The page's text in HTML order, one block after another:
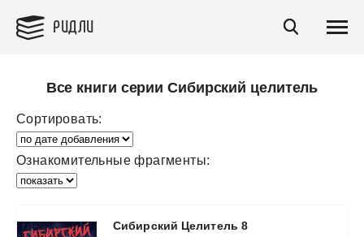
РИДЛИ
Все книги серии Сибирский целитель
Сортировать:
Ознакомительные фрагменты:
Сибирский Целитель 8